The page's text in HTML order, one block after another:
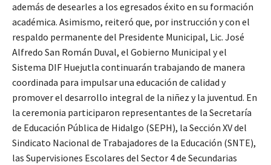
además de desearles a los egresados éxito en su formación
académica. Asimismo, reiteró que, por instrucción y con el
respaldo permanente del Presidente Municipal, Lic. José
Alfredo San Román Duval, el Gobierno Municipal y el
Sistema DIF Huejutla continuarán trabajando de manera
coordinada para impulsar una educación de calidad y
promover el desarrollo integral de la niñez y la juventud. En
la ceremonia participaron representantes de la Secretaría
de Educación Pública de Hidalgo (SEPH), la Sección XV del
Sindicato Nacional de Trabajadores de la Educación (SNTE),
las Supervisiones Escolares del Sector 4 de Secundarias